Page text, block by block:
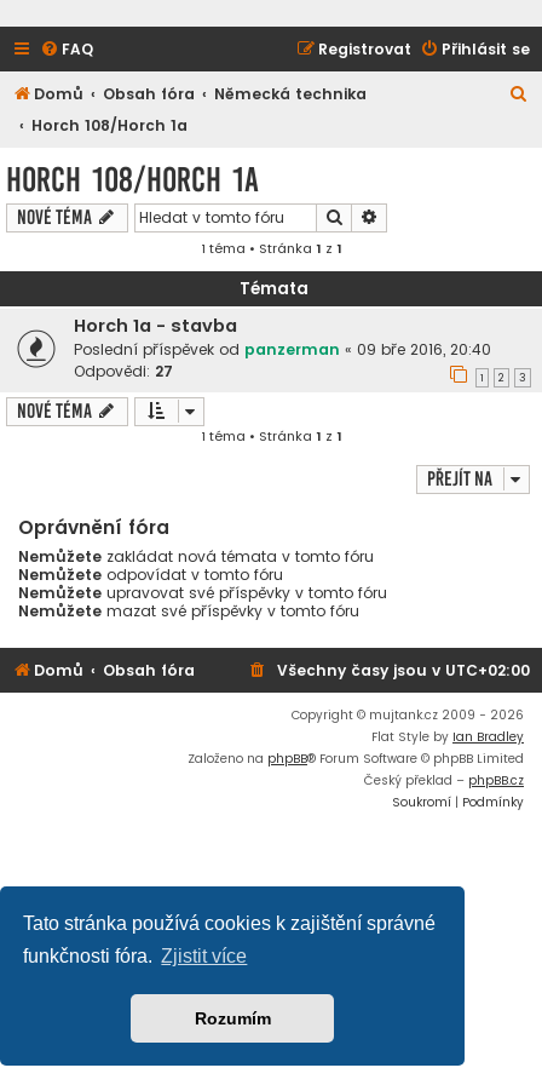
Tato stránka používá cookies k zajištění správné
funkčnosti fóra. Zjistit více
Rozumím
FAQ Přihlásit se
Registrovat
Domů Obsah fóra
Německá technika
Horch 108/Horch 1a
Horch 108/Horch 1a
Nové téma Hledat
1 téma • Stránka 1 z 1
Témata
Horch 1a - stavba
Poslední příspěvek od panzerman « 09 bře 2016, 20:40
Odpovědi: 27 1 2 3
Nové téma
1 téma • Stránka 1 z 1
Přejít na
Oprávnění fóra
Nemůžete zakládat nová témata v tomto fóru
Nemůžete odpovídat v tomto fóru
Nemůžete upravovat své příspěvky v tomto fóru
Nemůžete mazat své příspěvky v tomto fóru
Domů Obsah fóra Všechny časy jsou v UTC+02:00
Copyright © mujtank.cz 2009 - 2026
Flat Style by Ian Bradley
Založeno na phpBB® Forum Software © phpBB Limited
Český překlad – phpBB.cz
Soukromí | Podmínky